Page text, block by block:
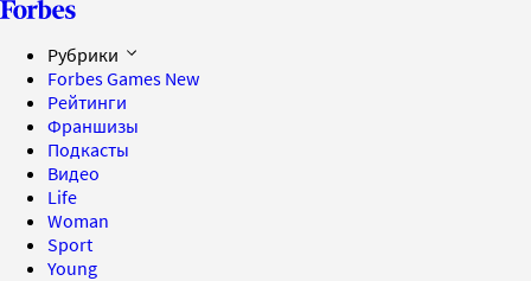
Рубрики
Forbes Games New
Рейтинги
Франшизы
Подкасты
Видео
Life
Woman
Sport
Young